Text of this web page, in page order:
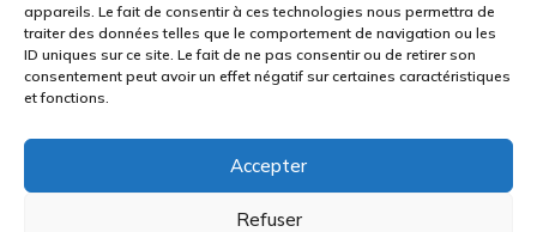
appareils. Le fait de consentir à ces technologies nous permettra de
traiter des données telles que le comportement de navigation ou les
ID uniques sur ce site. Le fait de ne pas consentir ou de retirer son
consentement peut avoir un effet négatif sur certaines caractéristiques
et fonctions.
Accepter
Refuser